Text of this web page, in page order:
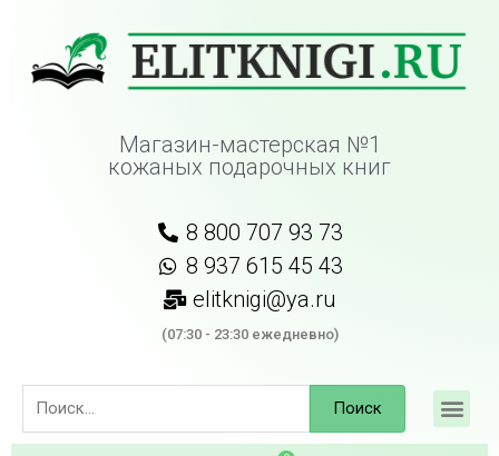
Магазин-мастерская №1
кожаных подарочных книг
8 800 707 93 73
8 937 615 45 43
elitknigi@ya.ru
(07:30 - 23:30 ежедневно)
Поиск